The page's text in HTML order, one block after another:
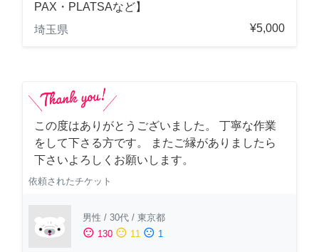
PAX・PLATSAなど】
埼玉県
¥5,000
この度はありがとうございました。 丁寧な作業
をして下さる方です。 またご縁がありましたら
下さいよろしくお願いします。
依頼されたチケット
男性 / 30代 / 東京都
sentiment_satisfied 130 sentiment_neutral 11 sentiment_dissatisfied 1